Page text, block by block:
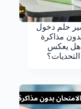
حلم دخول
بدون مذاكرة
هل يعكس